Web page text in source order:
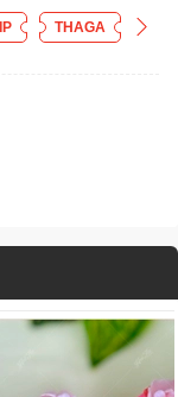
THAGA